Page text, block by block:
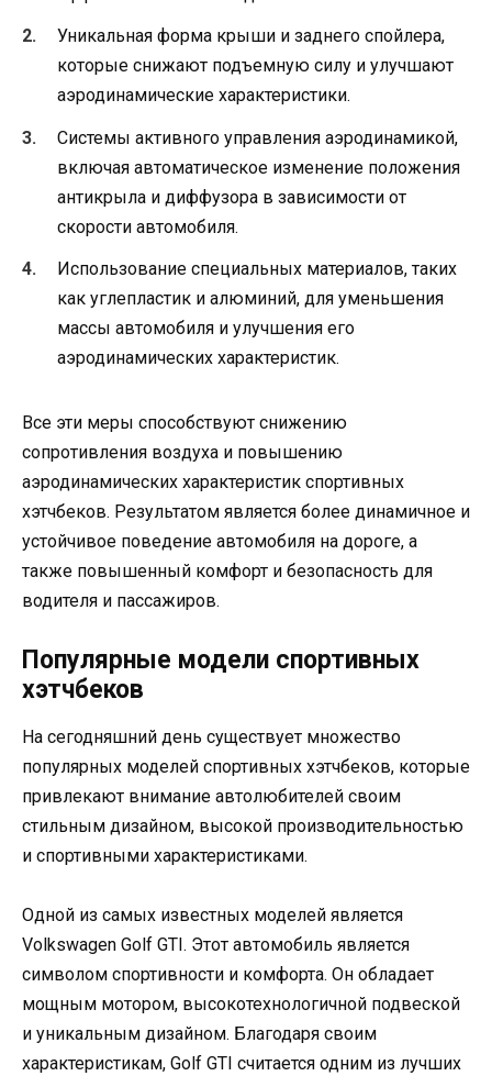
Уникальная форма крыши и заднего спойлера,
которые снижают подъемную силу и улучшают
аэродинамические характеристики.
Системы активного управления аэродинамикой,
включая автоматическое изменение положения
антикрыла и диффузора в зависимости от
скорости автомобиля.
Использование специальных материалов, таких
как углепластик и алюминий, для уменьшения
массы автомобиля и улучшения его
аэродинамических характеристик.
Все эти меры способствуют снижению
сопротивления воздуха и повышению
аэродинамических характеристик спортивных
хэтчбеков. Результатом является более динамичное и
устойчивое поведение автомобиля на дороге, а
также повышенный комфорт и безопасность для
водителя и пассажиров.
Популярные модели спортивных
хэтчбеков
На сегодняшний день существует множество
популярных моделей спортивных хэтчбеков, которые
привлекают внимание автолюбителей своим
стильным дизайном, высокой производительностью
и спортивными характеристиками.
Одной из самых известных моделей является
Volkswagen Golf GTI. Этот автомобиль является
символом спортивности и комфорта. Он обладает
мощным мотором, высокотехнологичной подвеской
и уникальным дизайном. Благодаря своим
характеристикам, Golf GTI считается одним из лучших